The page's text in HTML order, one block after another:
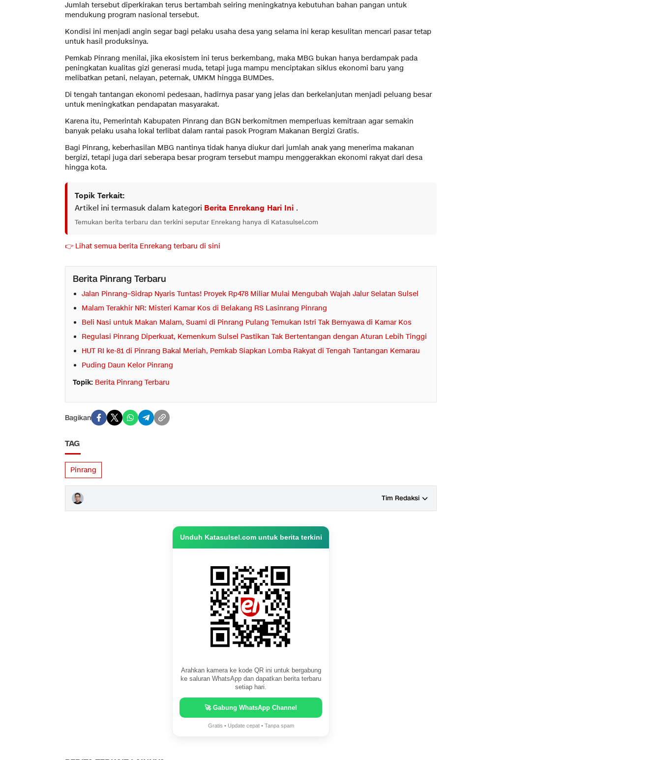
Jumlah tersebut diperkirakan terus bertambah seiring meningkatnya kebutuhan bahan pangan untuk
mendukung program nasional tersebut.
Kondisi ini menjadi angin segar bagi pelaku usaha desa yang selama ini kerap kesulitan mencari pasar tetap
untuk hasil produksinya.
Pemkab Pinrang menilai, jika ekosistem ini terus berkembang, maka MBG bukan hanya berdampak pada
peningkatan kualitas gizi generasi muda, tetapi juga mampu menciptakan siklus ekonomi baru yang
melibatkan petani, nelayan, peternak, UMKM hingga BUMDes.
Di tengah tantangan ekonomi pedesaan, hadirnya pasar yang jelas dan berkelanjutan menjadi peluang besar
untuk meningkatkan pendapatan masyarakat.
Karena itu, Pemerintah Kabupaten Pinrang dan BGN berkomitmen memperluas kemitraan agar semakin
banyak pelaku usaha lokal terlibat dalam rantai pasok Program Makanan Bergizi Gratis.
Bagi Pinrang, keberhasilan MBG nantinya tidak hanya diukur dari jumlah anak yang menerima makanan
bergizi, tetapi juga dari seberapa besar program tersebut mampu menggerakkan ekonomi rakyat dari desa
hingga kota.
Topik Terkait:
Artikel ini termasuk dalam kategori Berita Enrekang Hari Ini .
Temukan berita terbaru dan terkini seputar Enrekang hanya di Katasulsel.com
👉 Lihat semua berita Enrekang terbaru di sini
Berita Pinrang Terbaru
Jalan Pinrang–Sidrap Nyaris Tuntas! Proyek Rp478 Miliar Mulai Mengubah Wajah Jalur Selatan Sulsel
Malam Terakhir NR: Misteri Kamar Kos di Belakang RS Lasinrang Pinrang
Beli Nasi untuk Makan Malam, Suami di Pinrang Pulang Temukan Istri Tak Bernyawa di Kamar Kos
Regulasi Pinrang Diperkuat, Kemenkum Sulsel Pastikan Tak Bertentangan dengan Aturan Lebih Tinggi
HUT RI ke-81 di Pinrang Bakal Meriah, Pemkab Siapkan Lomba Rakyat di Tengah Tantangan Kemarau
Puding Daun Kelor Pinrang
Topik: Berita Pinrang Terbaru
Bagikan
TAG
Pinrang
Tim Redaksi
Unduh Katasulsel.com untuk berita terkini
Arahkan kamera ke kode QR ini untuk bergabung
ke saluran WhatsApp dan dapatkan berita terbaru
setiap hari.
🚀 Gabung WhatsApp Channel
Gratis • Update cepat • Tanpa spam